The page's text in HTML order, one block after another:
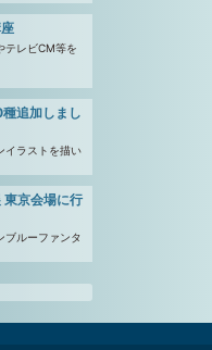
テレビCM等を
追加しまし
イラストを描い
東京会場に行
ブルーファンタ